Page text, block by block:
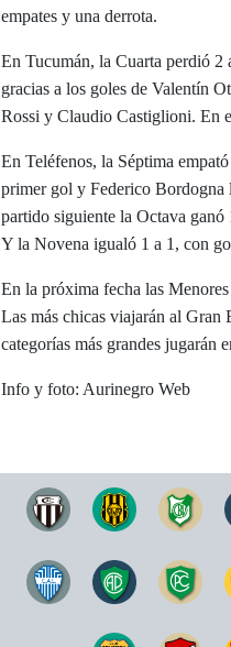
empates y una derrota.
En Tucumán, la Cuarta perdió 2
gracias a los goles de Valentín
Rossi y Claudio Castiglioni. En
En Teléfenos, la Séptima
primer gol y Federico
partido siguiente la Octava
Y la Novena igualó 1 a 1, con
En la próxima fecha las
Las más chicas viajarán al Gran
categorías más grandes jugarán
Info y foto: Aurinegro Web